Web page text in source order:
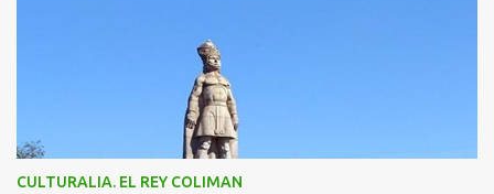
o
s
CULTURALIA. EL REY COLIMAN